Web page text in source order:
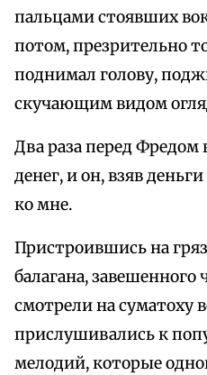
пальцами стоявших
потом, презрительно
поднимал голову,
скучающим видом
Два раза перед Фредом
денег, и он, взяв
ко мне.
Пристроившись на
балагана,
смотрели на суматоху
прислушивались к
мелодий, которые